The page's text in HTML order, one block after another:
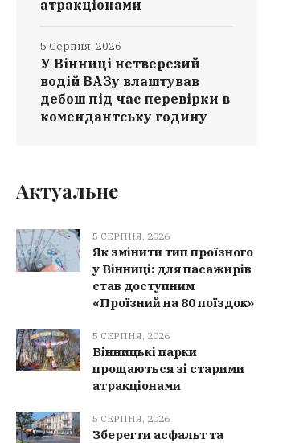
Якушинецькій громаді повернули 3
незаконно відданих у приватну
власність
атракціонами
У Вінниці нетверезий
водій ВАЗу влаштував
дебош під час перевірки в
комендантську годину
5 Серпня, 2026
Актуальне
5 СЕРПНЯ, 2026
Як змінити тип проїзного
у Вінниці: для пасажирів
став доступним
«Проїзний на 80 поїздок»
5 СЕРПНЯ, 2026
Вінницькі парки
прощаються зі старими
атракціонами
5 СЕРПНЯ, 2026
Зберегти асфальт та